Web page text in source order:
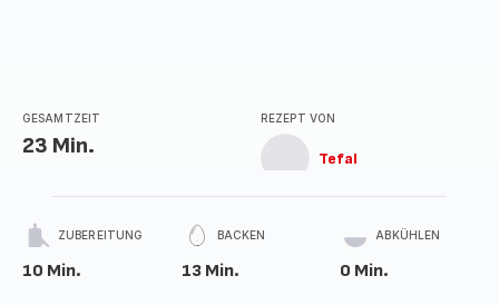
GESAMTZEIT
23 Min.
REZEPT VON
Tefal
ZUBEREITUNG
10 Min.
BACKEN
13 Min.
ABKÜHLEN
0 Min.